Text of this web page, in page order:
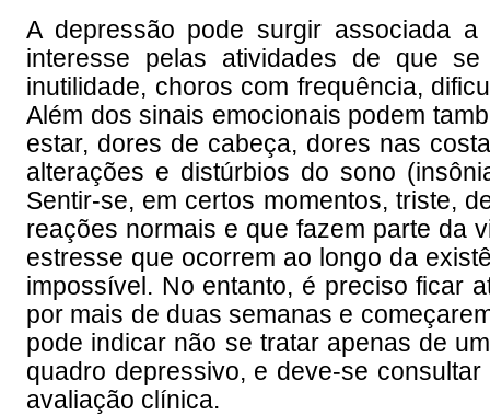
A depressão pode surgir associada a
interesse pelas atividades de que se
inutilidade, choros com frequência,
Além dos sinais emocionais podem
estar, dores de cabeça, dores nas
alterações e distúrbios do sono
Sentir-se, em certos momentos, triste,
reações normais e que fazem parte da
estresse que ocorrem ao longo da
impossível. No entanto, é preciso ficar
por mais de duas semanas e
pode indicar não se tratar apenas de
quadro depressivo, e deve-se
avaliação clínica.